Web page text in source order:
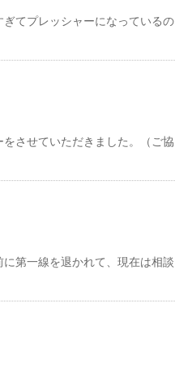
てプレッシャーになっているの
させていただきました。（ご協
第一線を退かれて、現在は相談